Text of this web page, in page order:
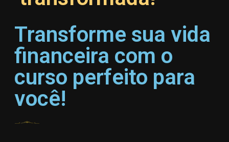
Transforme sua vida
financeira com o
curso perfeito para
você!